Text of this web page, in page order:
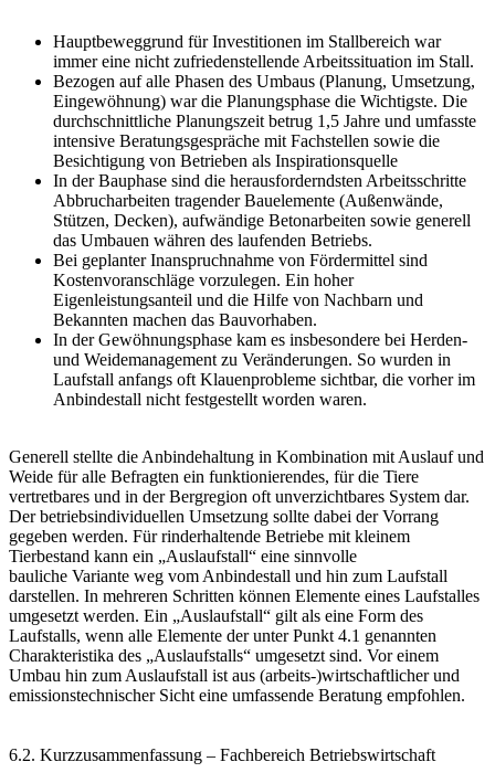
Hauptbeweggrund für Investitionen im Stallbereich war
immer eine nicht zufriedenstellende Arbeitssituation im Stall.
Bezogen auf alle Phasen des Umbaus (Planung, Umsetzung,
Eingewöhnung) war die Planungsphase die Wichtigste. Die
durchschnittliche Planungszeit betrug 1,5 Jahre und umfasste
intensive Beratungsgespräche mit Fachstellen sowie die
Besichtigung von Betrieben als Inspirationsquelle
In der Bauphase sind die herausforderndsten Arbeitsschritte
Abbrucharbeiten tragender Bauelemente (Außenwände,
Stützen, Decken), aufwändige Betonarbeiten sowie generell
das Umbauen währen des laufenden Betriebs.
Bei geplanter Inanspruchnahme von Fördermittel sind
Kostenvoranschläge vorzulegen. Ein hoher
Eigenleistungsanteil und die Hilfe von Nachbarn und
Bekannten machen das Bauvorhaben.
In der Gewöhnungsphase kam es insbesondere bei Herden-
und Weidemanagement zu Veränderungen. So wurden in
Laufstall anfangs oft Klauenprobleme sichtbar, die vorher im
Anbindestall nicht festgestellt worden waren.
Generell stellte die Anbindehaltung in Kombination mit Auslauf und
Weide für alle Befragten ein funktionierendes, für die Tiere
vertretbares und in der Bergregion oft unverzichtbares System dar.
Der betriebsindividuellen Umsetzung sollte dabei der Vorrang
gegeben werden. Für rinderhaltende Betriebe mit kleinem
Tierbestand kann ein „Auslaufstall“ eine sinnvolle
bauliche Variante weg vom Anbindestall und hin zum Laufstall
darstellen. In mehreren Schritten können Elemente eines Laufstalles
umgesetzt werden. Ein „Auslaufstall“ gilt als eine Form des
Laufstalls, wenn alle Elemente der unter Punkt 4.1 genannten
Charakteristika des „Auslaufstalls“ umgesetzt sind. Vor einem
Umbau hin zum Auslaufstall ist aus (arbeits-)wirtschaftlicher und
emissionstechnischer Sicht eine umfassende Beratung empfohlen.
6.2. Kurzzusammenfassung – Fachbereich Betriebswirtschaft